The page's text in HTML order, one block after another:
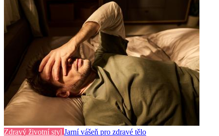
Zdravý životní styl Jarní vášeň pro zdravé tělo